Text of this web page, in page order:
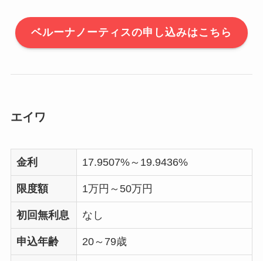
ベルーナノーティスの申し込みはこちら
エイワ
金利 17.9507%～19.9436%
限度額 1万円～50万円
初回無利息 なし
申込年齢 20～79歳